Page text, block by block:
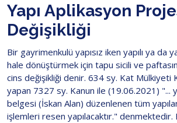
Yapı Aplikasyon
Değişikliği
Bir gayrimenkulü yapısız iken yapılı ya da
hale dönüştürmek için tapu sicili ve
cins değişikliği denir. 634 sy. Kat Mülkiyeti
yapan 7327 sy. Kanun ile (19.06.2021) "...
belgesi (İskan Alan) düzenlenen tüm
işlemleri resen yapılacaktır."